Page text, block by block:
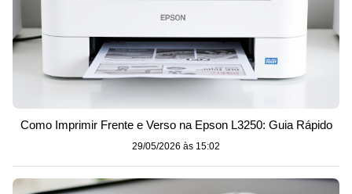
Como Imprimir Frente e Verso na Epson L3250: Guia Rápido
29/05/2026 às 15:02